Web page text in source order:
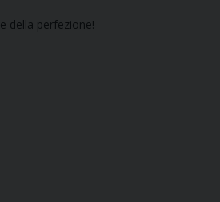
della perfezione!